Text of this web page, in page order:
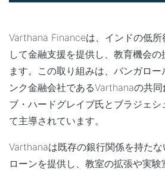
Varthana Financeは、インドの低
して金融支援を提供し、教育機会
ます。この取り組みは、バンガロ
ンク金融会社であるVarthanaの共
ブ・ハードグレイブ氏とブラジェ
て主導されています。
Varthanaは既存の銀行関係を持た
ローンを提供し、教室の拡張や実験